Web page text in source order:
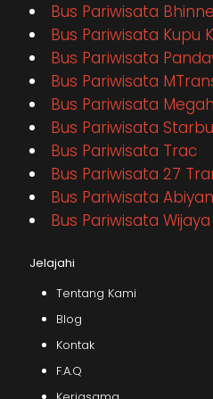
Bus Pariwisata
Bus Pariwisata Kupu
Bus Pariwisata
Bus Pariwisata
Bus Pariwisata
Bus Pariwisata
Bus Pariwisata Trac
Bus Pariwisata 27
Bus Pariwisata
Bus Pariwisata
Jelajahi
Tentang Kami
Blog
Kontak
F.A.Q